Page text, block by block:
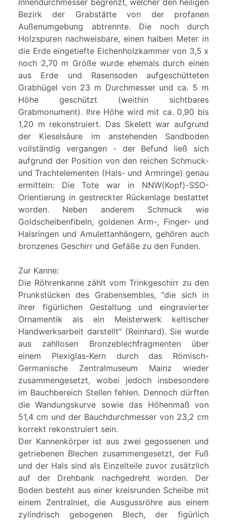
Innendurchmesser begrenzt, welcher den heiligen
Bezirk der Grabstätte von der profanen
Außenumgebung abtrennte. Die noch durch
Holzspuren nachweisbare, einen halben Meter in
die Erde eingetiefte Eichenholzkammer von 3,5 x
noch 2,70 m Größe wurde ehemals durch einen
aus Erde und Rasensoden aufgeschütteten
Grabhügel von 23 m Durchmesser und ca. 5 m
Höhe geschützt (weithin sichtbares
Grabmonument). Ihre Höhe wird mit ca. 0,90 bis
1,20 m rekonstruiert. Das Skelett war aufgrund
der Kieselsäure im anstehenden Sandboden
vollständig vergangen - der Befund ließ sich
aufgrund der Position von den reichen Schmuck-
und Trachtelementen (Hals- und Armringe) genau
ermitteln: Die Tote war in NNW(Kopf)-SSO-
Orientierung in gestreckter Rückenlage bestattet
worden. Neben anderem Schmuck wie
Goldscheibenfibeln, goldenen Arm-, Finger- und
Halsringen und Amulettanhängern, gehören auch
bronzenes Geschirr und Gefäße zu den Funden.
Zur Kanne:
Die Röhrenkanne zählt vom Trinkgeschirr zu den
Prunkstücken des Grabensembles, "die sich in
ihrer figürlichen Gestaltung und eingravierter
Ornamentik als ein Meisterwerk keltischer
Handwerksarbeit darstellt" (Reinhard). Sie wurde
aus zahllosen Bronzeblechfragmenten über
einem Plexiglas-Kern durch das Römisch-
Germanische Zentralmuseum Mainz wieder
zusammengesetzt, wobei jedoch insbesondere
im Bauchbereich Stellen fehlen. Dennoch dürften
die Wandungskurve sowie das Höhenmaß von
51,4 cm und der Bauchdurchmesser von 23,2 cm
korrekt rekonstruiert sein.
Der Kannenkörper ist aus zwei gegossenen und
getriebenen Blechen zusammengesetzt, der Fuß
und der Hals sind als Einzelteile zuvor zusätzlich
auf der Drehbank nachgedreht worden. Der
Boden besteht aus einer kreisrunden Scheibe mit
einem Zentralniet, die Ausgussröhre aus einem
zylindrisch gebogenen Blech, der figürlich